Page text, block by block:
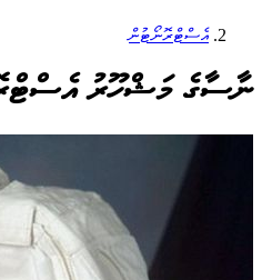
އެސްޓްރޮނޯޓުން
ނާސާގެ މަޝްހޫރު